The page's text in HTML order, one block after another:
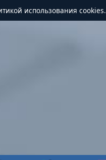
использования cookies.